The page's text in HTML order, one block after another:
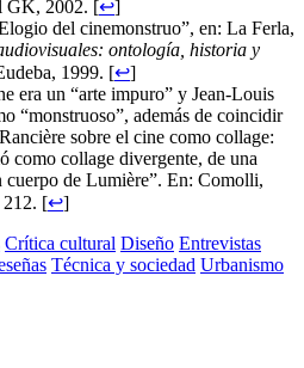
GK, 2002. [↩]
del cinemonstruo”, en: La Ferla,
ontología, historia y
1999. [↩]
era un “arte impuro” y Jean-Louis
“monstruoso”, además de coincidir
sobre el cine como collage:
como collage divergente, de una
cuerpo de Lumière”. En: Comolli,
212. [↩]
Crítica cultural Diseño Entrevistas
Técnica y sociedad Urbanismo